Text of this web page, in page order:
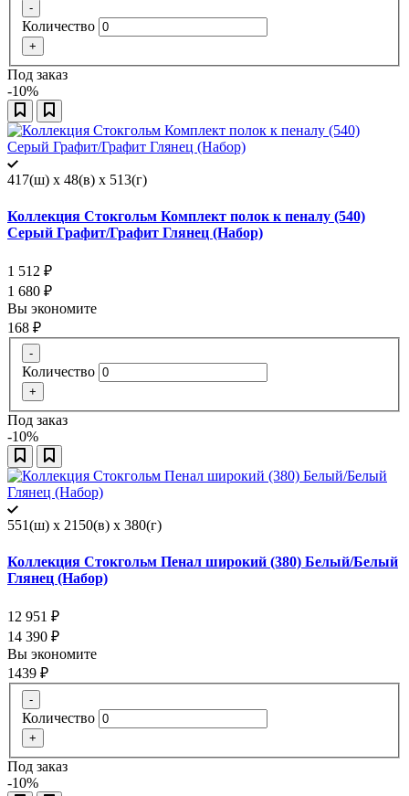
-
Количество
+
Под заказ
-10%
417(ш) x 48(в) x 513(г)
Коллекция Стокгольм Комплект полок к пеналу (540)
Серый Графит/Графит Глянец (Набор)
1 512 ₽
1 680 ₽
Вы экономите
168 ₽
-
Количество
+
Под заказ
-10%
551(ш) x 2150(в) x 380(г)
Коллекция Стокгольм Пенал широкий (380) Белый/Белый
Глянец (Набор)
12 951 ₽
14 390 ₽
Вы экономите
1439 ₽
-
Количество
+
Под заказ
-10%